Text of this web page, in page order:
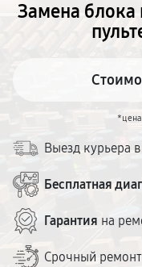
Замена
*цена
Выезд курьера
Бесплатная
Гарантия на
Срочный ремонт